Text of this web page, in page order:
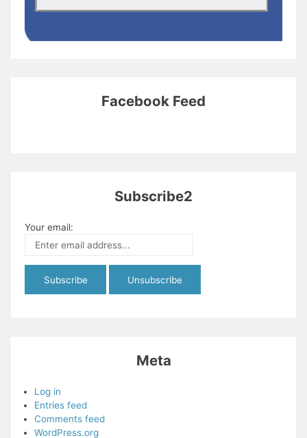
Facebook Feed
Subscribe2
Your email:
Meta
Log in
Entries feed
Comments feed
WordPress.org